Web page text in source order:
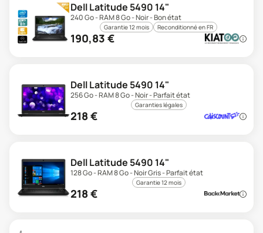
Dell Latitude 5490 14"
240 Go - RAM 8 Go - Noir - Bon état
Garantie 12 mois Reconditionné en FR
190,83 €
Dell Latitude 5490 14"
256 Go - RAM 8 Go - Noir - Parfait état
Garanties légales
218 €
Dell Latitude 5490 14"
128 Go - RAM 8 Go - Noir Gris - Parfait état
Garantie 12 mois
218 €